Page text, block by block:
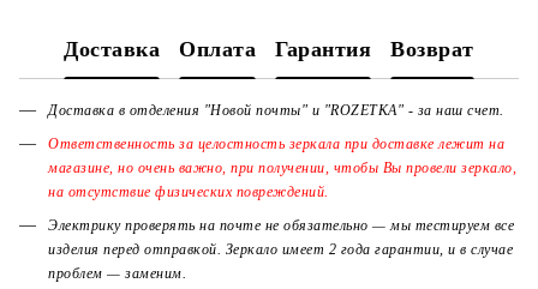
Доставка Оплата Гарантия Возврат
Доставка в отделения "Новой почты" и "ROZETKA" - за наш счет.
Ответственность за целостность зеркала при доставке лежит на
магазине, но очень важно, при получении, чтобы Вы провели зеркало,
на отсутствие физических повреждений.
Электрику проверять на почте не обязательно — мы тестируем все
изделия перед отправкой. Зеркало имеет 2 года гарантии, и в случае
проблем — заменим.